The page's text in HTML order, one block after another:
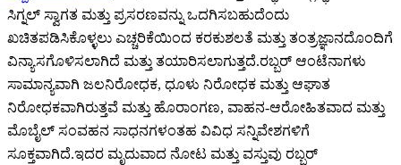
ಸಿಗ್ನಲ್ ಸ್ವಾಗತ ಮತ್ತು ಪ್ರಸರಣವನ್ನು ಒದಗಿಸಬಹುದೆಂದು
ಖಚಿತಪಡಿಸಿಕೊಳ್ಳಲು ಎಚ್ಚರಿಕೆಯಿಂದ ಕರಕುಶಲತೆ ಮತ್ತು ತಂತ್ರಜ್ಞಾನದೊಂದಿಗೆ
ವಿನ್ಯಾಸಗೊಳಿಸಲಾಗಿದೆ ಮತ್ತು ತಯಾರಿಸಲಾಗುತ್ತದೆ.ರಬ್ಬರ್ ಆಂಟೆನಾಗಳು
ಸಾಮಾನ್ಯವಾಗಿ ಜಲನಿರೋಧಕ, ಧೂಳು ನಿರೋಧಕ ಮತ್ತು ಆಘಾತ
ನಿರೋಧಕವಾಗಿರುತ್ತವೆ ಮತ್ತು ಹೊರಾಂಗಣ, ವಾಹನ-ಆರೋಹಿತವಾದ ಮತ್ತು
ಮೊಬೈಲ್ ಸಂವಹನ ಸಾಧನಗಳಂತಹ ವಿವಿಧ ಸನ್ನಿವೇಶಗಳಿಗೆ
ಸೂಕ್ತವಾಗಿದೆ.ಇದರ ಮೃದುವಾದ ನೋಟ ಮತ್ತು ವಸ್ತುವು ರಬ್ಬರ್